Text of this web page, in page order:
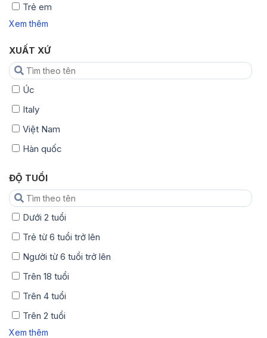
Trẻ em
Xem thêm
XUẤT XỨ
Úc
Italy
Việt Nam
Hàn quốc
ĐỘ TUỔI
Dưới 2 tuổi
Trẻ từ 6 tuổi trở lên
Người từ 6 tuổi trở lên
Trên 18 tuổi
Trên 4 tuổi
Trên 2 tuổi
Xem thêm